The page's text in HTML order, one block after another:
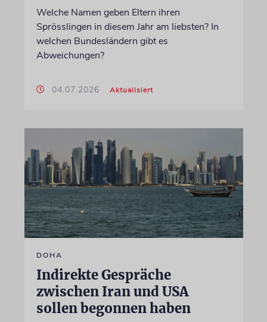
Welche Namen geben Eltern ihren
Sprösslingen in diesem Jahr am liebsten? In
welchen Bundesländern gibt es
Abweichungen?
04.07.2026 Aktualisiert
DOHA
Indirekte Gespräche
zwischen Iran und USA
sollen begonnen haben